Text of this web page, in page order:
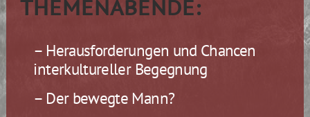
THEMENABENDE:
– Herausforderungen und Chancen
interkultureller Begegnung
– Der bewegte Mann?